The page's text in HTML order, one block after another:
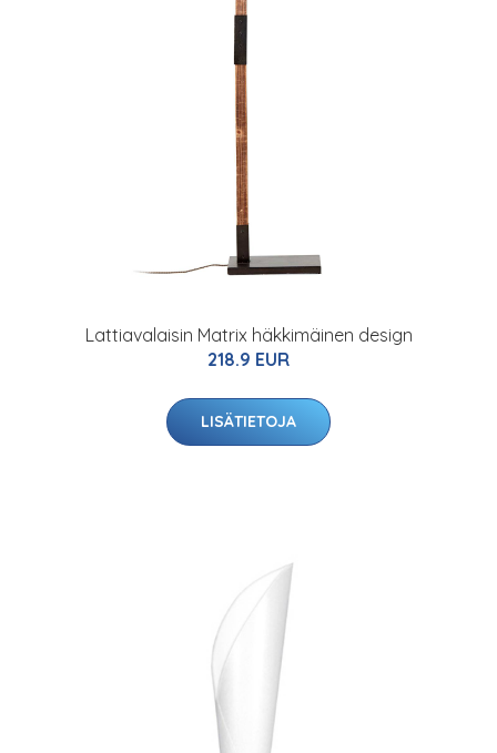
Lattiavalaisin Matrix häkkimäinen design
218.9 EUR
LISÄTIETOJA